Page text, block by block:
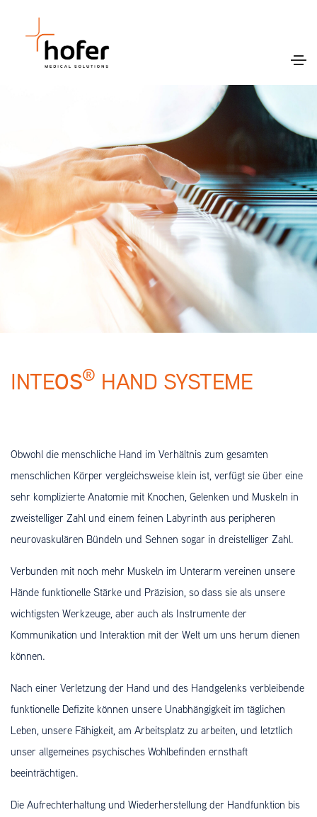
INTEOS® HAND SYSTEME
Obwohl die menschliche Hand im Verhältnis zum gesamten
menschlichen Körper vergleichsweise klein ist, verfügt sie über eine
sehr komplizierte Anatomie mit Knochen, Gelenken und Muskeln in
zweistelliger Zahl und einem feinen Labyrinth aus peripheren
neurovaskulären Bündeln und Sehnen sogar in dreistelliger Zahl.
Verbunden mit noch mehr Muskeln im Unterarm vereinen unsere
Hände funktionelle Stärke und Präzision, so dass sie als unsere
wichtigsten Werkzeuge, aber auch als Instrumente der
Kommunikation und Interaktion mit der Welt um uns herum dienen
können.
Nach einer Verletzung der Hand und des Handgelenks verbleibende
funktionelle Defizite können unsere Unabhängigkeit im täglichen
Leben, unsere Fähigkeit, am Arbeitsplatz zu arbeiten, und letztlich
unser allgemeines psychisches Wohlbefinden ernsthaft
beeinträchtigen.
Die Aufrechterhaltung und Wiederherstellung der Handfunktion bis